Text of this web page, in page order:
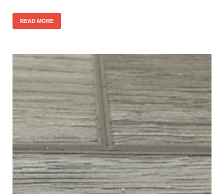
READ MORE